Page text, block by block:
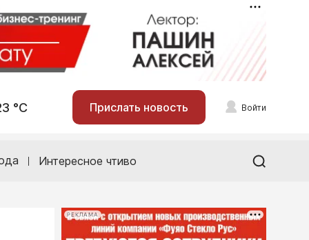
°С Прислать новость Войти
Интересное чтиво
РЕКЛАМА